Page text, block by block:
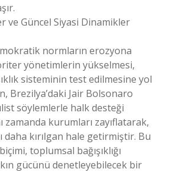
ve Güncel Siyasi Dinamikler
normların erozyona
yönetimlerin yükselmesi,
sisteminin test edilmesine yol
Brezilya’daki Jair Bolsonaro
söylemlerle halk desteği
zamanda kurumları zayıflatarak,
daha kırılgan hale getirmiştir. Bu
toplumsal bağışıklığı
gücünü denetleyebilecek bir